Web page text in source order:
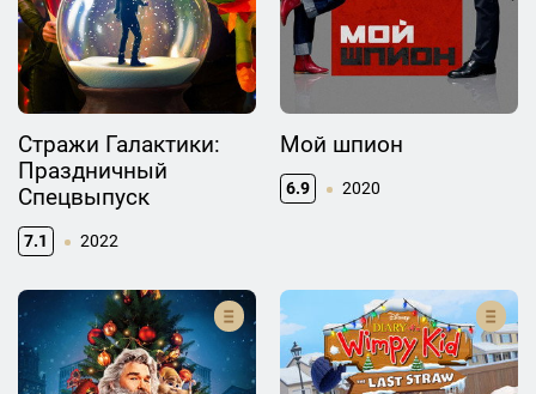
Стражи Галактики:
Праздничный
Спецвыпуск
7.1 2022
Мой шпион
6.9 2020